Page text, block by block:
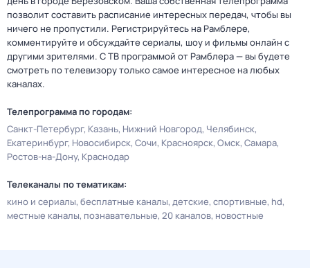
позволит составить расписание интересных передач, чтобы вы
ничего не пропустили. Регистрируйтесь на Рамблере,
комментируйте и обсуждайте сериалы, шоу и фильмы онлайн с
другими зрителями. С ТВ программой от Рамблера — вы будете
смотреть по телевизору только самое интересное на любых
каналах.
Телепрограмма по городам:
Санкт-Петербург Казань Нижний Новгород Челябинск
Екатеринбург Новосибирск Сочи Красноярск Омск Самара
Ростов-на-Дону Краснодар
Телеканалы по тематикам:
кино и сериалы бесплатные каналы детские спортивные hd
местные каналы познавательные 20 каналов новостные